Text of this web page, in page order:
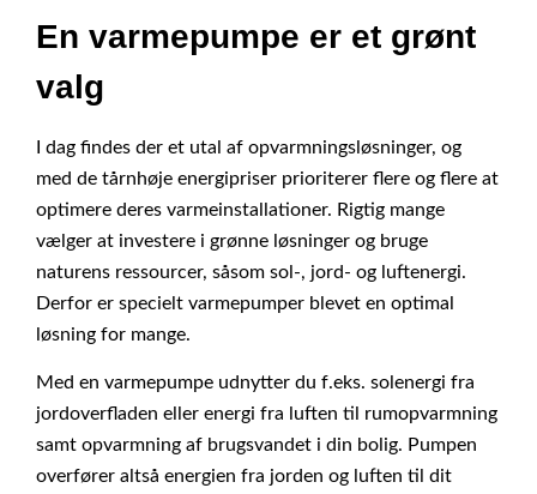
En varmepumpe er et grønt
valg
I dag findes der et utal af opvarmningsløsninger, og
med de tårnhøje energipriser prioriterer flere og flere at
optimere deres varmeinstallationer. Rigtig mange
vælger at investere i grønne løsninger og bruge
naturens ressourcer, såsom sol-, jord- og luftenergi.
Derfor er specielt varmepumper blevet en optimal
løsning for mange.
Med en varmepumpe udnytter du f.eks. solenergi fra
jordoverfladen eller energi fra luften til rumopvarmning
samt opvarmning af brugsvandet i din bolig. Pumpen
overfører altså energien fra jorden og luften til dit